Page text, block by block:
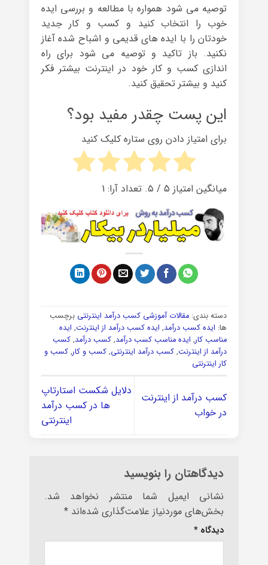
توصیه می شود همواره با مطالعه و بررسی ایده
خوب را انتخاب کنید و کسب و کار جدید
خودتان را با ایده های قدیمی و اشباح شده آغاز
نکنید. باز تاکید و توصیه می شود برای راه
اندازی کسب و کار خود در اینترنت بیشتر فکر
کنید و بیشتر تحقیق کنید.
این پست چقدر مفید بود؟
برای امتیاز دادن روی ستاره کلیک کنید
میانگین امتیاز 5/ ۵. تعداد آرا: 1
دسته بندی: مقالات آموزشی کسب درآمد اینترنتی برچسب
ها: ایده کسب درآمد, ایده کسب درآمد از اینترنت, ایده
مناسب کار, ایده مناسب کسب درآمد, کسب درآمد, کسب
درآمد از اینترنت, کسب درآمد اینترنتی, کسب و کار, کسب و
کار اینترنتی
کسب درآمد از اینترنت
در خواب
دلایل شکست استارتاپ
ها در کسب درآمد
اینترنتی
دیدگاهتان را بنویسید
نشانی ایمیل شما منتشر نخواهد شد.
بخش‌های موردنیاز علامت‌گذاری شده‌اند *
دیدگاه *